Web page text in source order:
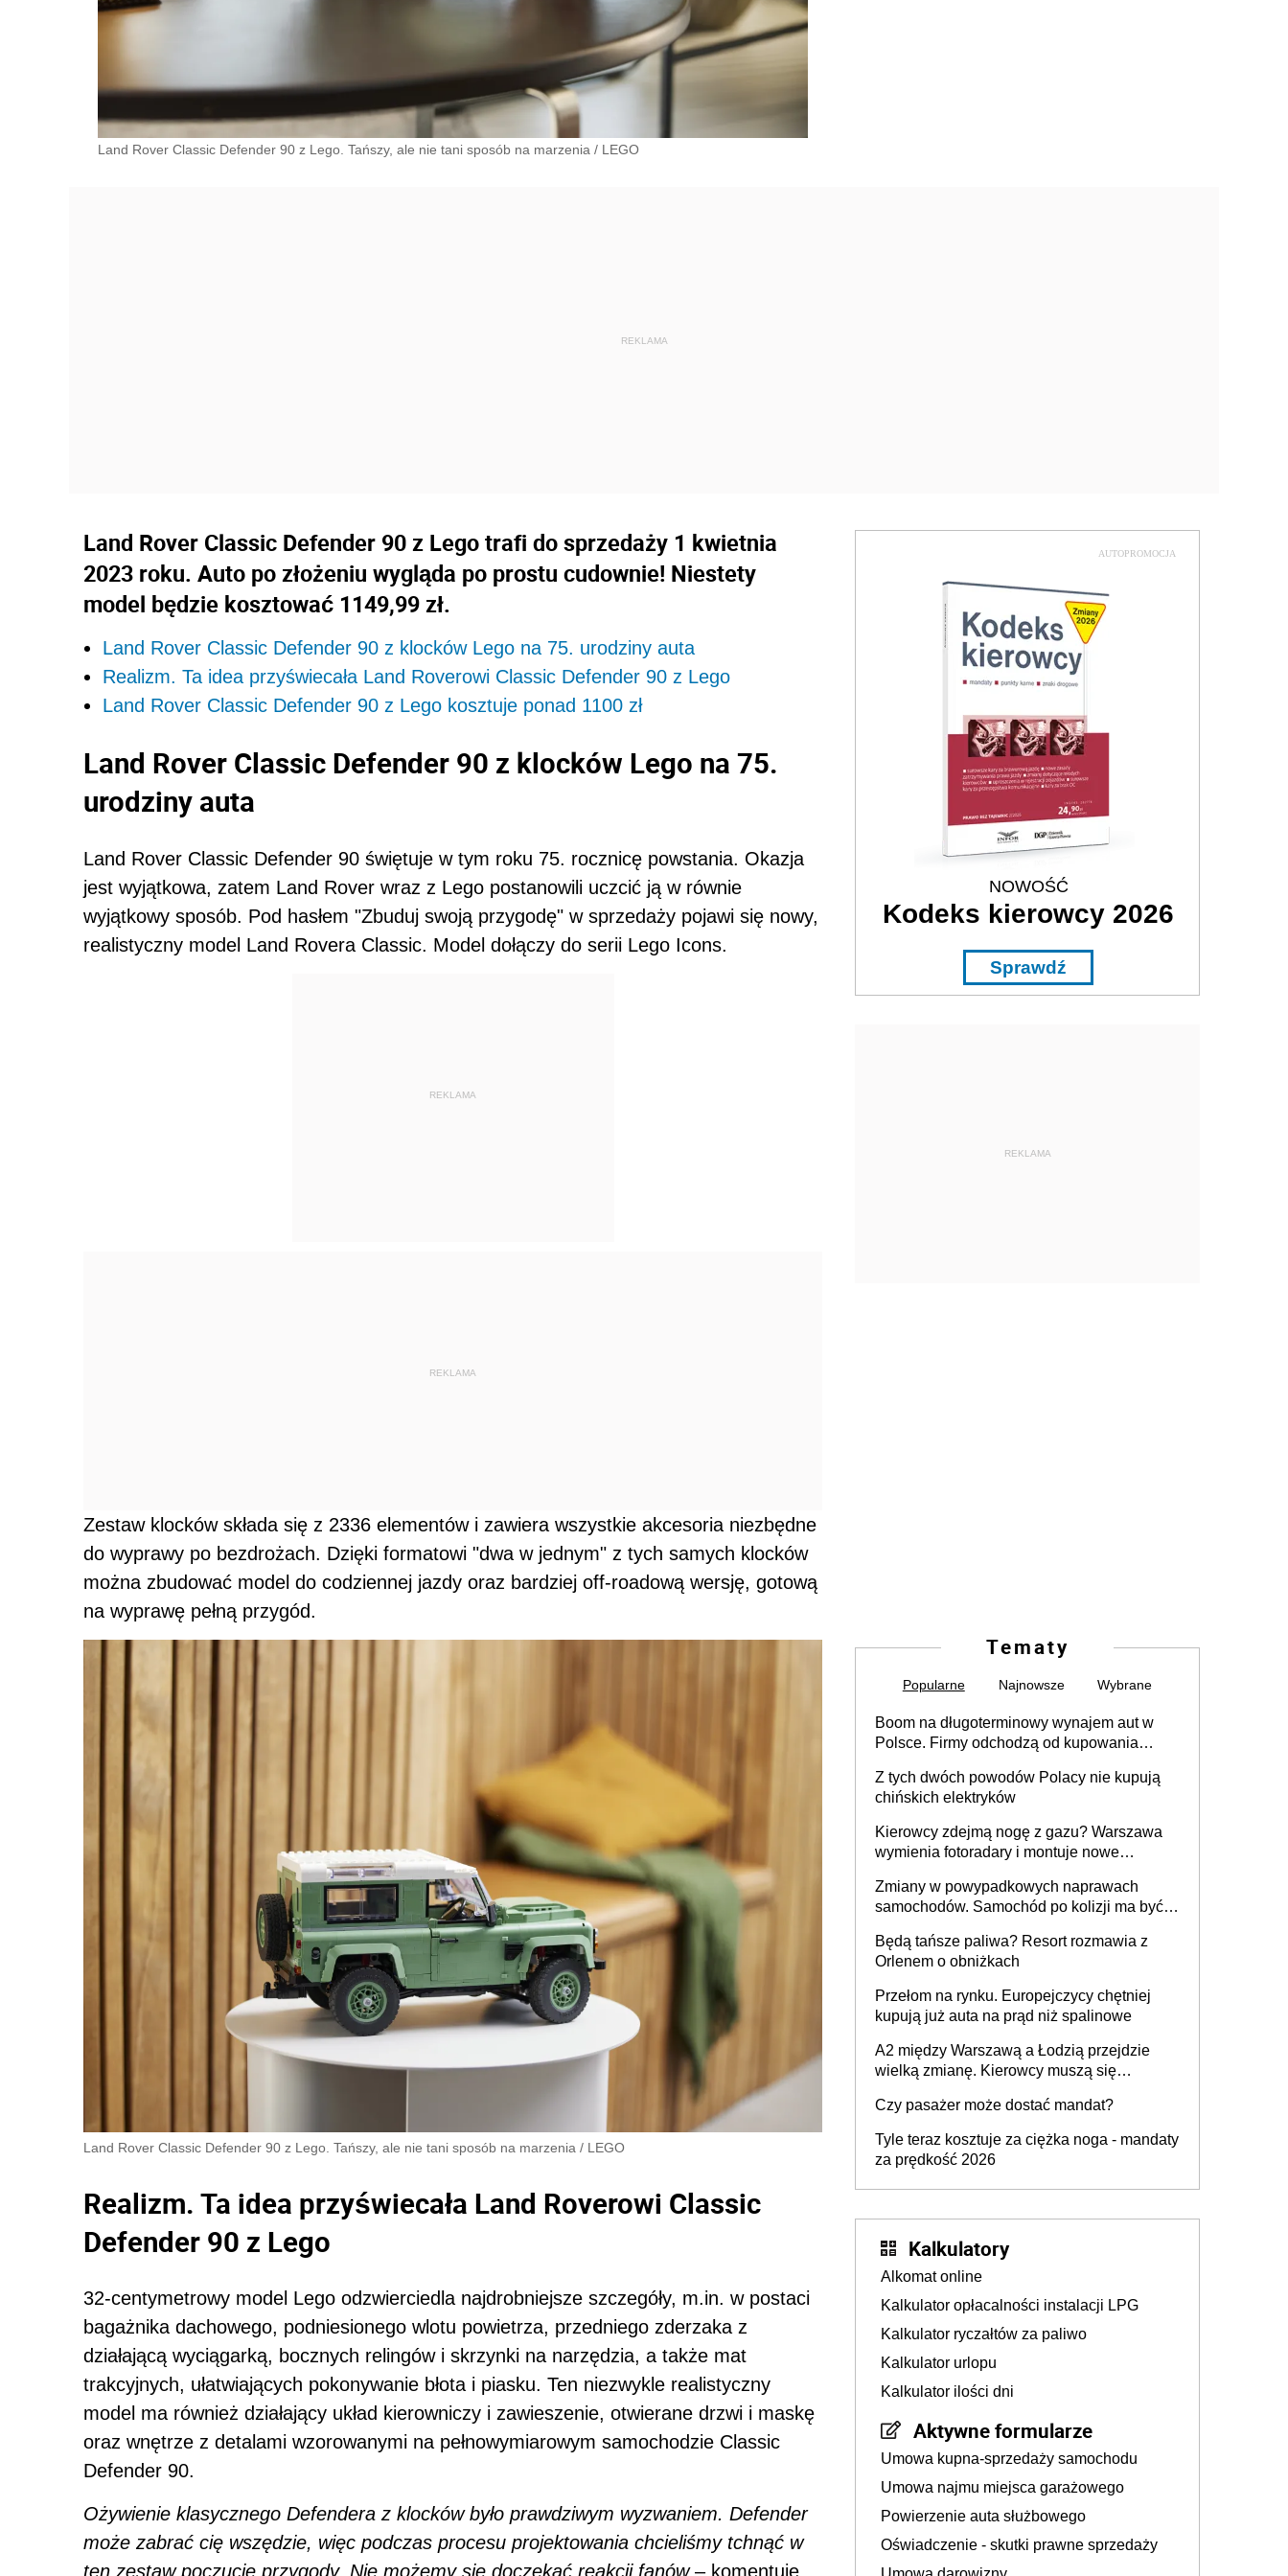
Land Rover Classic Defender 90 z Lego. Tańszy, ale nie tani sposób na marzenia / LEGO
Land Rover Classic Defender 90 z Lego trafi do sprzedaży 1 kwietnia
2023 roku. Auto po złożeniu wygląda po prostu cudownie! Niestety
model będzie kosztować 1149,99 zł.
Land Rover Classic Defender 90 z klocków Lego na 75. urodziny auta
Realizm. Ta idea przyświecała Land Roverowi Classic Defender 90 z Lego
Land Rover Classic Defender 90 z Lego kosztuje ponad 1100 zł
Land Rover Classic Defender 90 z klocków Lego na 75.
urodziny auta
Land Rover Classic Defender 90 świętuje w tym roku 75. rocznicę powstania. Okazja
jest wyjątkowa, zatem Land Rover wraz z Lego postanowili uczcić ją w równie
wyjątkowy sposób. Pod hasłem "Zbuduj swoją przygodę" w sprzedaży pojawi się nowy,
realistyczny model Land Rovera Classic. Model dołączy do serii Lego Icons.
REKLAMA
REKLAMA
Zestaw klocków składa się z 2336 elementów i zawiera wszystkie akcesoria niezbędne
do wyprawy po bezdrożach. Dzięki formatowi "dwa w jednym" z tych samych klocków
można zbudować model do codziennej jazdy oraz bardziej off-roadową wersję, gotową
na wyprawę pełną przygód.
Land Rover Classic Defender 90 z Lego. Tańszy, ale nie tani sposób na marzenia / LEGO
Realizm. Ta idea przyświecała Land Roverowi Classic
Defender 90 z Lego
32-centymetrowy model Lego odzwierciedla najdrobniejsze szczegóły, m.in. w postaci
bagażnika dachowego, podniesionego wlotu powietrza, przedniego zderzaka z
działającą wyciągarką, bocznych relingów i skrzynki na narzędzia, a także mat
trakcyjnych, ułatwiających pokonywanie błota i piasku. Ten niezwykle realistyczny
model ma również działający układ kierowniczy i zawieszenie, otwierane drzwi i maskę
oraz wnętrze z detalami wzorowanymi na pełnowymiarowym samochodzie Classic
Defender 90.
Ożywienie klasycznego Defendera z klocków było prawdziwym wyzwaniem. Defender
może zabrać cię wszędzie, więc podczas procesu projektowania chcieliśmy tchnąć w
ten zestaw poczucie przygody. Nie możemy się doczekać reakcji fanów– komentuje
AUTOPROMOCJA
NOWOŚĆ
Kodeks kierowcy 2026
Sprawdź
REKLAMA
Tematy
Popularne Najnowsze Wybrane
Boom na długoterminowy wynajem aut w
Polsce. Firmy odchodzą od kupowania
Z tych dwóch powodów Polacy nie kupują
chińskich elektryków
Kierowcy zdejmą nogę z gazu? Warszawa
wymienia fotoradary i montuje nowe
Zmiany w powypadkowych naprawach
samochodów. Samochód po kolizji ma być
technologią producenta
Będą tańsze paliwa? Resort rozmawia z
Orlenem o obniżkach
Przełom na rynku. Europejczycy chętniej
kupują już auta na prąd niż spalinowe
A2 między Warszawą a Łodzią przejdzie
wielką zmianę. Kierowcy muszą się
Czy pasażer może dostać mandat?
Tyle teraz kosztuje za ciężka noga - mandaty
za prędkość 2026
Kalkulatory
Alkomat online
Kalkulator opłacalności instalacji LPG
Kalkulator ryczałtów za paliwo
Kalkulator urlopu
Kalkulator ilości dni
Aktywne formularze
Umowa kupna-sprzedaży samochodu
Umowa najmu miejsca garażowego
Powierzenie auta służbowego
Oświadczenie - skutki prawne sprzedaży